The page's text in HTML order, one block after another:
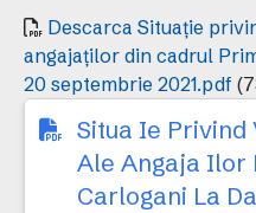
Descarca Situație
angajaților din cadrul
20 septembrie 2021.pdf
Situa Ie
Ale Angaja Ilor
Carlogani La